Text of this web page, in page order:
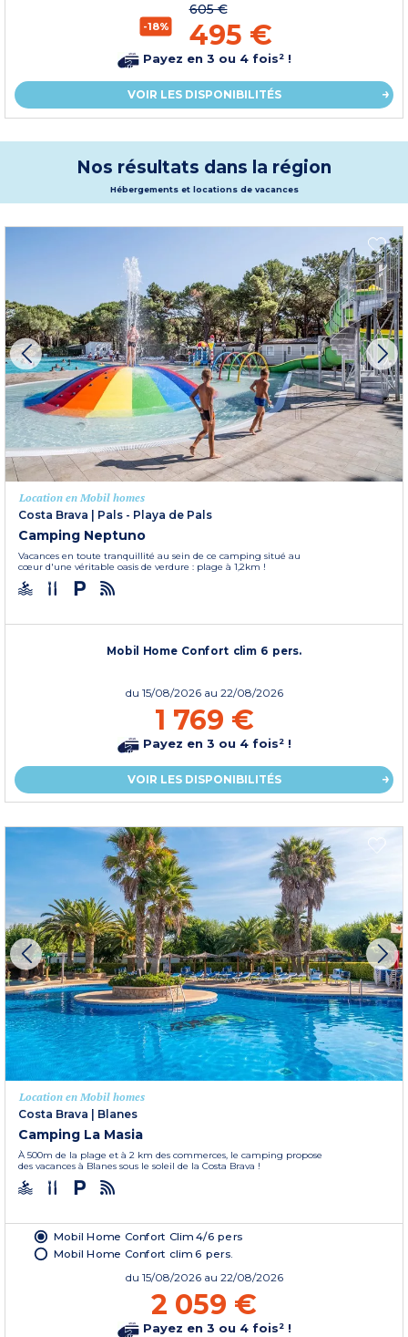
-18%
605 €
495 €
Payez en 3 ou 4 fois² !
VOIR LES DISPONIBILITÉS
Nos résultats dans la région
Hébergements et locations de vacances
Location en Mobil homes
Costa Brava | Pals - Playa de Pals
Camping Neptuno
Vacances en toute tranquillité au sein de ce camping situé au
cœur d'une véritable oasis de verdure : plage à 1,2km !
Mobil Home Confort clim 6 pers.
du 15/08/2026 au 22/08/2026
1 769 €
Payez en 3 ou 4 fois² !
VOIR LES DISPONIBILITÉS
Location en Mobil homes
Costa Brava | Blanes
Camping La Masia
À 500m de la plage et à 2 km des commerces, le camping propose
des vacances à Blanes sous le soleil de la Costa Brava !
Mobil Home Confort Clim 4/6 pers
Mobil Home Confort clim 6 pers.
du 15/08/2026 au 22/08/2026
2 059 €
Payez en 3 ou 4 fois² !